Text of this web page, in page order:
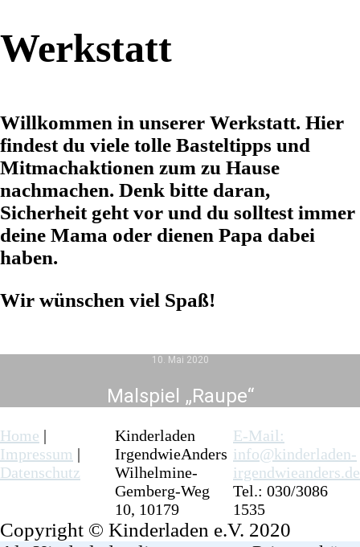
Werkstatt
Willkommen in unserer Werkstatt. Hier
findest du viele tolle Basteltipps und
Mitmachaktionen zum zu Hause
nachmachen. Denk bitte daran,
Sicherheit geht vor und du solltest immer
deine Mama oder dienen Papa dabei
haben.
Wir wünschen viel Spaß!
10. Mai 2020
Malspiel „Raupe“
Home |
Impressum |
Datenschutz
Kinderladen
IrgendwieAnders
Wilhelmine-
Gemberg-Weg
10, 10179
E-Mail:
info@kinderladen-
irgendwieanders.de
Tel.: 030/3086
1535
Copyright © Kinderladen e.V. 2020